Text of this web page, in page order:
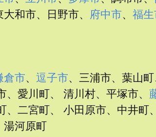
大和市、日野市、 府中市、 福生
倉市、 逗子市、三浦市、葉山町
愛川町、 清川村、平塚市、
二宮町、 小田原市、中井町
湯河原町